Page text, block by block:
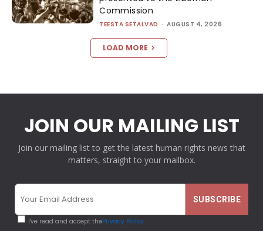
Commission
TEESTA SETALVAD - AUGUST 4, 2026
LOAD MORE
JOIN OUR MAILING LIST
Join our mailing list to get the latest human rights news that
matters, straight to your mailbox.
I've read and accept thePrivacy Policy